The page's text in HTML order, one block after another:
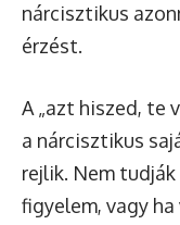
nárcisztikus
érzést.
A „azt hiszed, te
a nárcisztikus
rejlik. Nem
figyelem, vagy